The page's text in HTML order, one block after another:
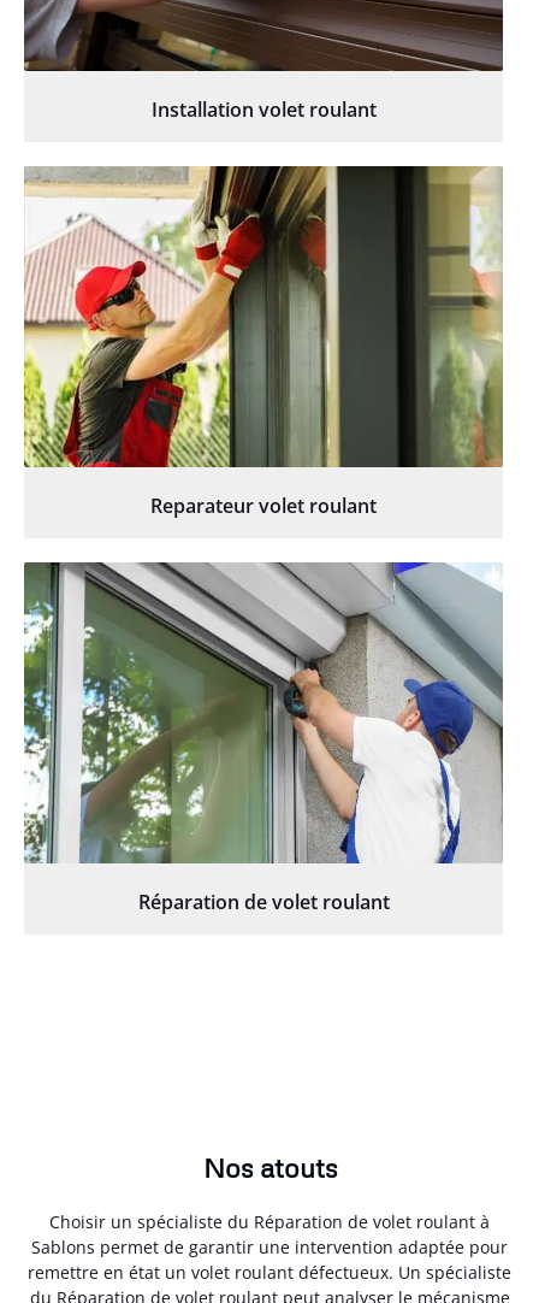
Installation volet roulant
Reparateur volet roulant
Réparation de volet roulant
Nos atouts
Choisir un spécialiste du Réparation de volet roulant à
Sablons permet de garantir une intervention adaptée pour
remettre en état un volet roulant défectueux. Un spécialiste
du Réparation de volet roulant peut analyser le mécanisme